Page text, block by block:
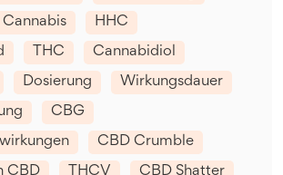
Cannabis HHC
THC Cannabidiol
Dosierung Wirkungsdauer
CBG
CBD Crumble
CBD THCV CBD Shatter